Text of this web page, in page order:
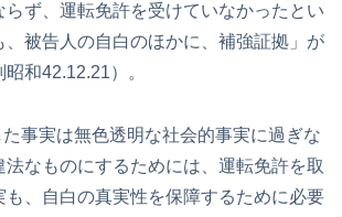
らず、運転免許を受けていなかったとい
、被告人の自白のほかに、補強証拠」が
和42.12.21）。
事実は無色透明な社会的事実に過ぎな
法なものにするためには、運転免許を取
も、自白の真実性を保障するために必要